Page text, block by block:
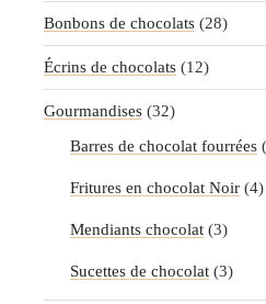
Bonbons de chocolats (28)
Écrins de chocolats (12)
Gourmandises (32)
Barres de chocolat fourrées
Fritures en chocolat Noir (4)
Mendiants chocolat (3)
Sucettes de chocolat (3)